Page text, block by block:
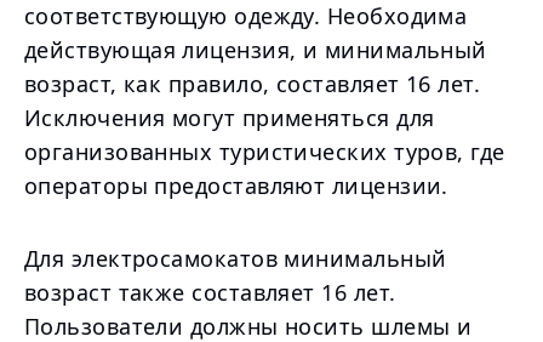
соответствующую одежду. Необходима
действующая лицензия, и минимальный
возраст, как правило, составляет 16 лет.
Исключения могут применяться для
организованных туристических туров, где
операторы предоставляют лицензии.
Для электросамокатов минимальный
возраст также составляет 16 лет.
Пользователи должны носить шлемы и